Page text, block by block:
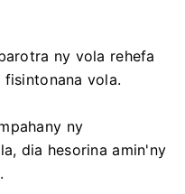
ny vola rehefa
vola.
ny
dia hesorina amin'ny